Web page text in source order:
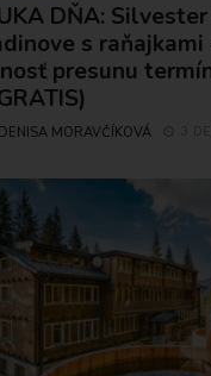
DŇA:
s
presunu
DENISA MORAVČÍKOVÁ